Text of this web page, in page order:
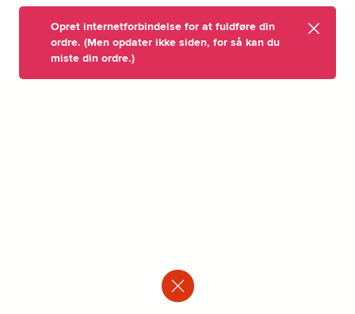
Opret internetforbindelse for at fuldføre din
ordre. (Men opdater ikke siden, for så kan du
miste din ordre.)